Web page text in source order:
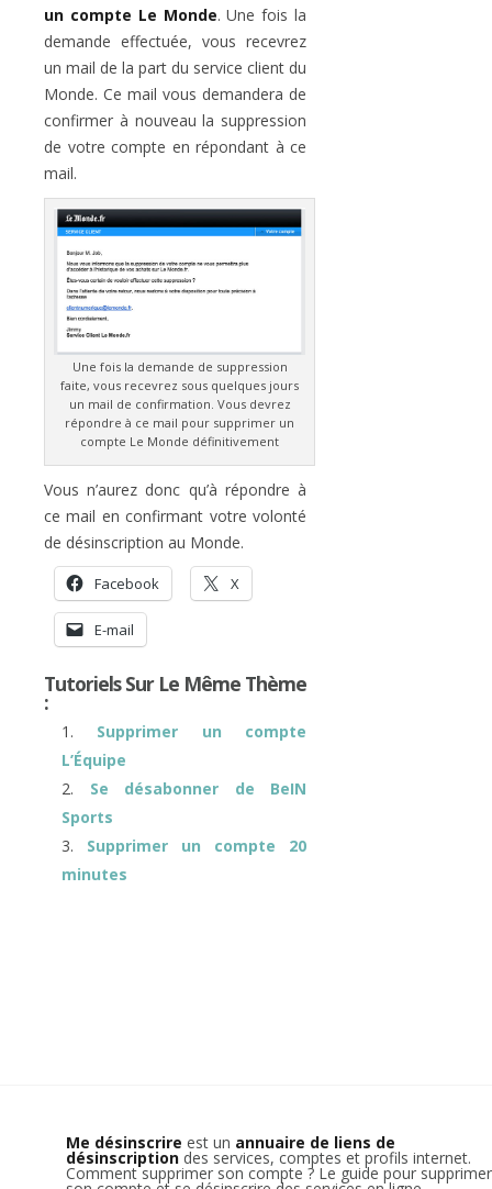
un compte Le Monde. Une fois la
demande effectuée, vous recevrez
un mail de la part du service client du
Monde. Ce mail vous demandera de
confirmer à nouveau la suppression
de votre compte en répondant à ce
mail.
Une fois la demande de suppression
faite, vous recevrez sous quelques jours
un mail de confirmation. Vous devrez
répondre à ce mail pour supprimer un
compte Le Monde définitivement
Vous n’aurez donc qu’à répondre à
ce mail en confirmant votre volonté
de désinscription au Monde.
Facebook X
E-mail
Tutoriels Sur Le Même Thème
:
Supprimer un compte
L’Équipe
Se désabonner de BeIN
Sports
Supprimer un compte 20
minutes
Me désinscrire est un annuaire de liens de
désinscription des services, comptes et profils internet.
Comment supprimer son compte ? Le guide pour supprimer